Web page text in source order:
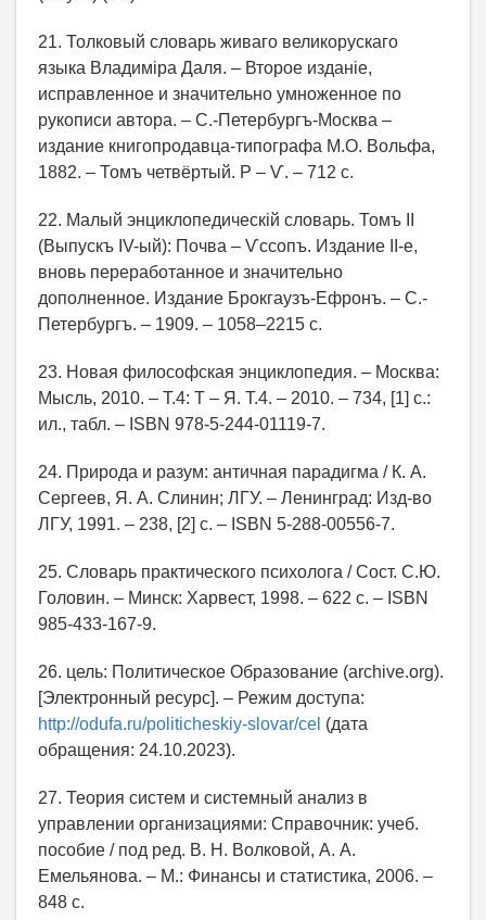
21. Толковый словарь живаго великорускаго
языка Владимiра Даля. – Второе изданiе,
исправленное и значительно умноженное по
рукописи автора. – С.-Петербургъ-Москва –
издание книгопродавца-типографа М.О. Вольфа,
1882. – Томъ четвёртый. Р – Ѵ. – 712 с.
22. Малый энциклопедическiй словарь. Томъ II
(Выпускъ IV-ый): Почва – Ѵссопъ. Издание II-е,
вновь переработанное и значительно
дополненное. Издание Брокгаузъ-Ефронъ. – С.-
Петербургъ. – 1909. – 1058–2215 с.
23. Новая философская энциклопедия. – Москва:
Мысль, 2010. – Т.4: Т – Я. Т.4. – 2010. – 734, [1] с.:
ил., табл. – ISBN 978-5-244-01119-7.
24. Природа и разум: античная парадигма / К. А.
Сергеев, Я. А. Слинин; ЛГУ. – Ленинград: Изд-во
ЛГУ, 1991. – 238, [2] с. – ISBN 5-288-00556-7.
25. Словарь практического психолога / Сост. С.Ю.
Головин. – Минск: Харвест, 1998. – 622 с. – ISBN
985-433-167-9.
26. цель: Политическое Образование (archive.org).
[Электронный ресурс]. – Режим доступа:
http://odufa.ru/politicheskiy-slovar/cel (дата
обращения: 24.10.2023).
27. Теория систем и системный анализ в
управлении организациями: Справочник: учеб.
пособие / под ред. В. Н. Волковой, А. А.
Емельянова. – М.: Финансы и статистика, 2006. –
848 с.